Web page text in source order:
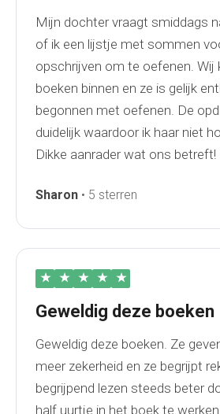
Mijn dochter vraagt smiddags
of ik een lijstje met sommen
opschrijven om te oefenen. Wij
boeken binnen en ze is gelijk
begonnen met oefenen. De
duidelijk waardoor ik haar niet
Dikke aanrader wat ons betreft!
Sharon • 5 sterren
★ ★ ★ ★ ★
Geweldig deze boeken
Geweldig deze boeken. Ze
meer zekerheid en ze begrijpt
begrijpend lezen steeds beter
half uurtje in het boek te